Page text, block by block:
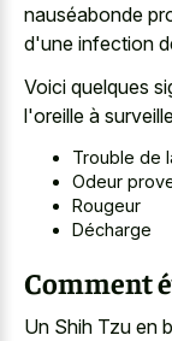
nauséabonde
d'une infection
Voici quelques
l'oreille à
Trouble de
Odeur
Rougeur
Décharge
Comment
Un Shih Tzu en